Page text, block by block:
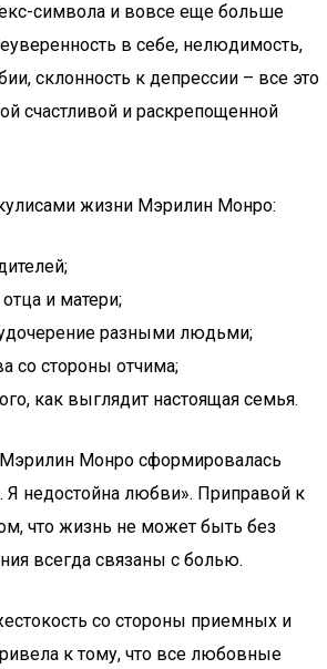
символа и вовсе еще больше
в себе, нелюдимость,
склонность к депрессии – все это
счастливой и раскрепощенной
кулисами жизни Мэрилин Монро:
и матери;
разными людьми;
со стороны отчима;
как выглядит настоящая семья.
Мэрилин Монро сформировалась
Я недостойна любви». Приправой к
что жизнь не может быть без
всегда связаны с болью.
со стороны приемных и
к тому, что все любовные